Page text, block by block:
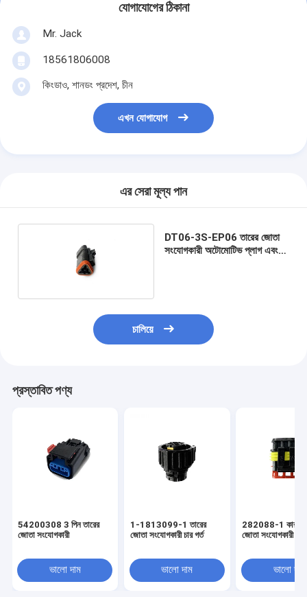
যোগাযোগের ঠিকানা
Mr. Jack
18561806008
কিংডাও, শানডং প্রদেশ, চীন
এখন যোগাযোগ
এর সেরা মূল্য পান
DT06-3S-EP06 তারের জোতা
সংযোগকারী অটোমোটিভ প্লাগ এবং
চালিয়ে
প্রস্তাবিত পণ্য
54200308 3 পিন তারের
জোতা সংযোগকারী
ভালো দাম
1-1813099-1 তারের
জোতা সংযোগকারী চার গর্ত
ভালো দাম
282088-1 কার
জোতা সংযোগকারী 6
ভালো দাম